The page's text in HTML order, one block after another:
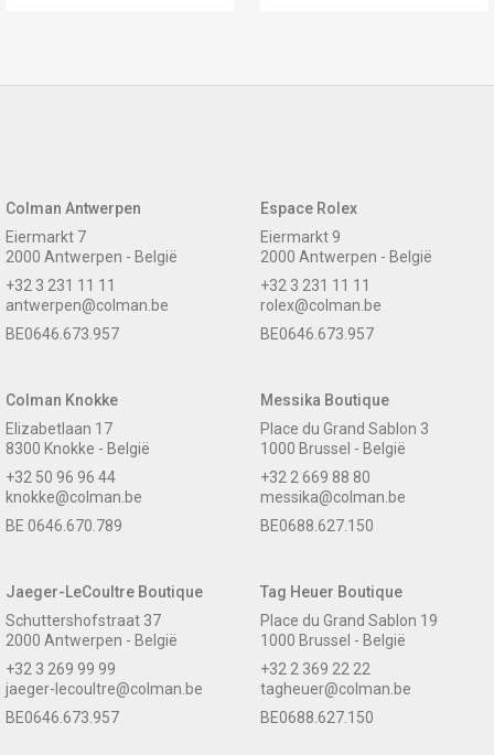
Colman Antwerpen
Eiermarkt 7
2000 Antwerpen - België
+32 3 231 11 11
antwerpen@colman.be
BE0646.673.957
Espace Rolex
Eiermarkt 9
2000 Antwerpen - België
+32 3 231 11 11
rolex@colman.be
BE0646.673.957
Colman Knokke
Elizabetlaan 17
8300 Knokke - België
+32 50 96 96 44
knokke@colman.be
BE 0646.670.789
Messika Boutique
Place du Grand Sablon 3
1000 Brussel - België
+32 2 669 88 80
messika@colman.be
BE0688.627.150
Jaeger-LeCoultre Boutique
Schuttershofstraat 37
2000 Antwerpen - België
+32 3 269 99 99
jaeger-lecoultre@colman.be
BE0646.673.957
Tag Heuer Boutique
Place du Grand Sablon 19
1000 Brussel - België
+32 2 369 22 22
tagheuer@colman.be
BE0688.627.150